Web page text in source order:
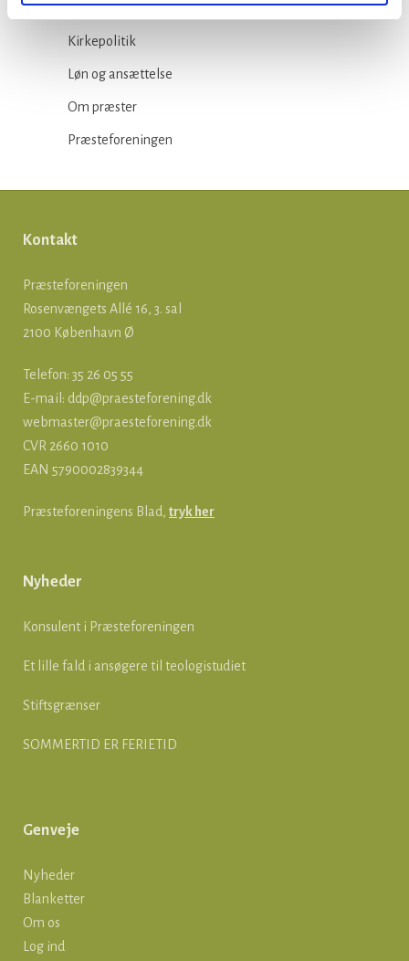
Ikke-kategoriseret
Kirkepolitik
Løn og ansættelse
Om præster
Præsteforeningen
Kontakt
Præsteforeningen
Rosenvængets Allé 16, 3. sal
2100 København Ø
Telefon: 35 26 05 55
E-mail: ddp@praesteforening.dk
webmaster@praesteforening.dk
CVR 2660 1010
EAN 5790002839344
Præsteforeningens Blad, tryk her
Nyheder
Konsulent i Præsteforeningen
Et lille fald i ansøgere til teologistudiet
Stiftsgrænser
SOMMERTID ER FERIETID
Genveje
Nyheder
Blanketter
Om os
Log ind